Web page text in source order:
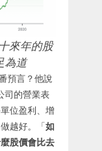
來年的股
為道
預言？他說
司的營業表
位盈利、增
越好。「如
股價會比去